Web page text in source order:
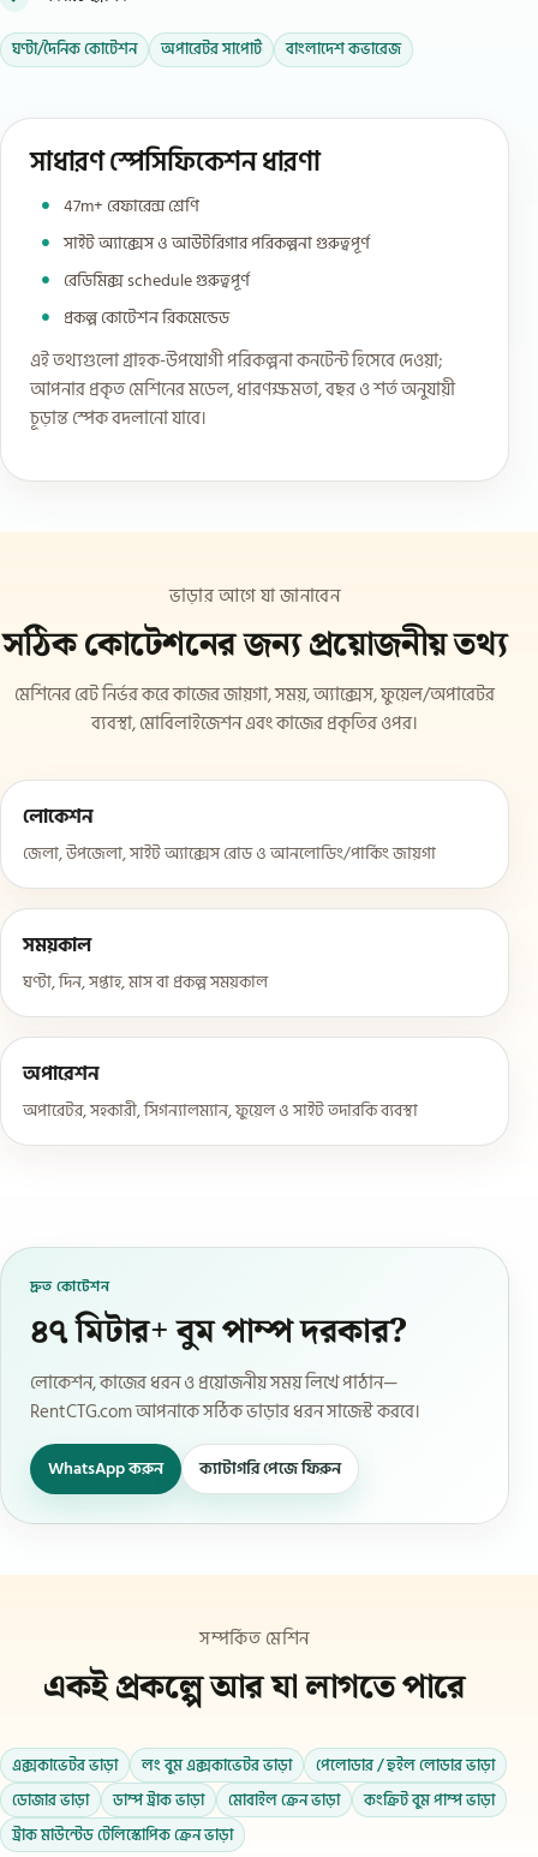
ঘণ্টা/দৈনিক কোটেশন অপারেটর সাপোর্ট বাংলাদেশ কভারেজ
সাধারণ স্পেসিফিকেশন ধারণা
47m+ রেফারেন্স শ্রেণি
সাইট অ্যাক্সেস ও আউটরিগার পরিকল্পনা গুরুত্বপূর্ণ
রেডিমিক্স schedule গুরুত্বপূর্ণ
প্রকল্প কোটেশন রিকমেন্ডেড
এই তথ্যগুলো গ্রাহক-উপযোগী পরিকল্পনা কনটেন্ট হিসেবে দেওয়া;
আপনার প্রকৃত মেশিনের মডেল, ধারণক্ষমতা, বছর ও শর্ত অনুযায়ী
চূড়ান্ত স্পেক বদলানো যাবে।
ভাড়ার আগে যা জানাবেন
সঠিক কোটেশনের জন্য প্রয়োজনীয় তথ্য
মেশিনের রেট নির্ভর করে কাজের জায়গা, সময়, অ্যাক্সেস, ফুয়েল/অপারেটর
ব্যবস্থা, মোবিলাইজেশন এবং কাজের প্রকৃতির ওপর।
লোকেশন
জেলা, উপজেলা, সাইট অ্যাক্সেস রোড ও আনলোডিং/পার্কিং জায়গা
সময়কাল
ঘণ্টা, দিন, সপ্তাহ, মাস বা প্রকল্প সময়কাল
অপারেশন
অপারেটর, সহকারী, সিগন্যালম্যান, ফুয়েল ও সাইট তদারকি ব্যবস্থা
দ্রুত কোটেশন
৪৭ মিটার+ বুম পাম্প দরকার?
লোকেশন, কাজের ধরন ও প্রয়োজনীয় সময় লিখে পাঠান—
RentCTG.com আপনাকে সঠিক ভাড়ার ধরন সাজেস্ট করবে।
WhatsApp করুন ক্যাটাগরি পেজে ফিরুন
সম্পর্কিত মেশিন
একই প্রকল্পে আর যা লাগতে পারে
এক্সকাভেটর ভাড়া লং বুম এক্সকাভেটর ভাড়া
পেলোডার / হুইল লোডার ভাড়া
ডোজার ভাড়া
ডাম্প ট্রাক ভাড়া মোবাইল ক্রেন ভাড়া
কংক্রিট বুম পাম্প ভাড়া
ট্রাক মাউন্টেড টেলিস্কোপিক ক্রেন ভাড়া